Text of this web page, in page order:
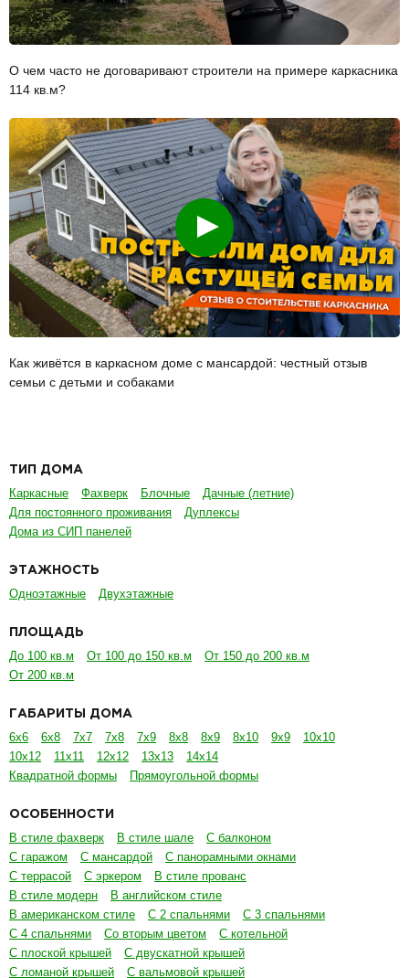
О чем часто не договаривают строители на примере каркасника
114 кв.м?
Смотреть
Как живётся в каркасном доме с мансардой: честный отзыв
семьи с детьми и собаками
ТИП ДОМА
Каркасные Фахверк Блочные
Дачные (летние)
Для постоянного проживания
Дуплексы
Дома из СИП панелей
ЭТАЖНОСТЬ
Одноэтажные Двухэтажные
ПЛОЩАДЬ
До 100 кв.м От 100 до 150 кв.м
От 150 до 200 кв.м
От 200 кв.м
ГАБАРИТЫ ДОМА
6х6 6х8 7х7 7х8 7х9 8х8 8х9 8х10 9х9
10х10
10х12
11х11 12х12 13х13
14х14
Квадратной формы
Прямоугольной формы
ОСОБЕННОСТИ
В стиле фахверк В стиле шале
С балконом
С гаражом
С мансардой
С панорамными окнами
С террасой
С эркером
В стиле прованс
В стиле модерн
В английском стиле
В американском стиле
С 2 спальнями
С 3 спальнями
С 4 спальнями
Со вторым цветом
С котельной
С плоской крышей
С двускатной крышей
С ломаной крышей
С вальмовой крышей